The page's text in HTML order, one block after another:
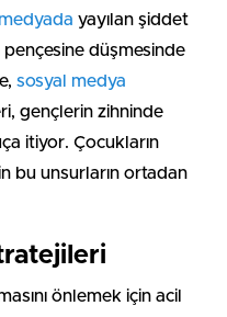
yayılan şiddet
pençesine düşmesinde
sosyal medya
gençlerin zihninde
itiyor. Çocukların
bu unsurların ortadan
önlemek için acil